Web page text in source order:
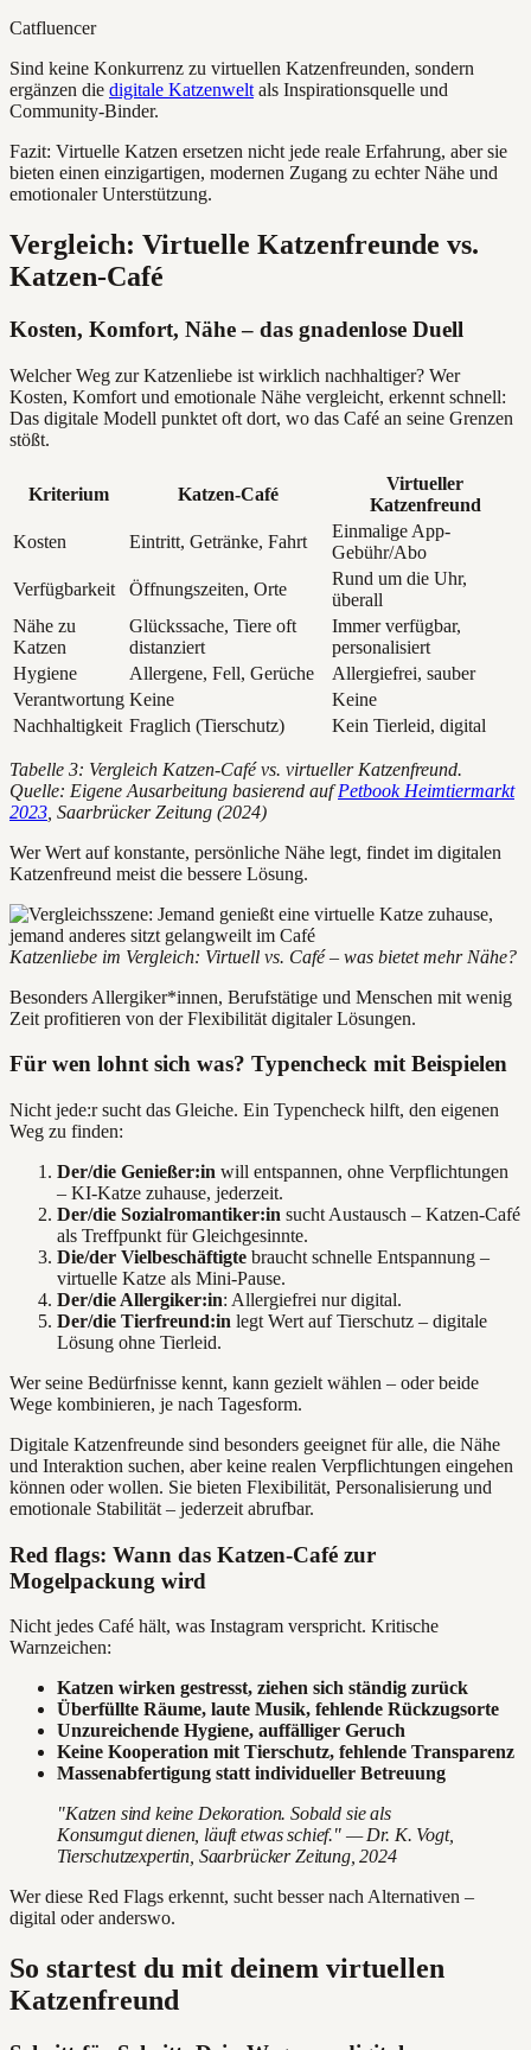
Catfluencer
Sind keine Konkurrenz zu virtuellen Katzenfreunden, sondern
ergänzen die digitale Katzenwelt als Inspirationsquelle und
Community-Binder.
Fazit: Virtuelle Katzen ersetzen nicht jede reale Erfahrung, aber sie
bieten einen einzigartigen, modernen Zugang zu echter Nähe und
emotionaler Unterstützung.
Vergleich: Virtuelle Katzenfreunde vs.
Katzen-Café
Kosten, Komfort, Nähe – das gnadenlose Duell
Welcher Weg zur Katzenliebe ist wirklich nachhaltiger? Wer
Kosten, Komfort und emotionale Nähe vergleicht, erkennt schnell:
Das digitale Modell punktet oft dort, wo das Café an seine Grenzen
stößt.
Kriterium Katzen-Café
Virtueller
Katzenfreund
Kosten
Eintritt, Getränke, Fahrt
Einmalige App-
Gebühr/Abo
Verfügbarkeit
Öffnungszeiten, Orte
Rund um die Uhr,
überall
Nähe zu
Katzen
Glückssache, Tiere oft
distanziert
Immer verfügbar,
personalisiert
Hygiene
Allergene, Fell, Gerüche
Allergiefrei, sauber
Verantwortung Keine
Keine
Nachhaltigkeit Fraglich (Tierschutz) Kein Tierleid, digital
Tabelle 3: Vergleich Katzen-Café vs. virtueller Katzenfreund.
Quelle: Eigene Ausarbeitung basierend aufPetbook Heimtiermarkt
2023 , Saarbrücker Zeitung (2024)
Wer Wert auf konstante, persönliche Nähe legt, findet im digitalen
Katzenfreund meist die bessere Lösung.
Katzenliebe im Vergleich: Virtuell vs. Café – was bietet mehr Nähe?
Besonders Allergiker*innen, Berufstätige und Menschen mit wenig
Zeit profitieren von der Flexibilität digitaler Lösungen.
Für wen lohnt sich was? Typencheck mit Beispielen
Nicht jede:r sucht das Gleiche. Ein Typencheck hilft, den eigenen
Weg zu finden:
Der/die Genießer:in will entspannen, ohne Verpflichtungen
– KI-Katze zuhause, jederzeit.
Der/die Sozialromantiker:in sucht Austausch – Katzen-Café
als Treffpunkt für Gleichgesinnte.
Die/der Vielbeschäftigte braucht schnelle Entspannung –
virtuelle Katze als Mini-Pause.
Der/die Allergiker:in: Allergiefrei nur digital.
Der/die Tierfreund:in legt Wert auf Tierschutz – digitale
Lösung ohne Tierleid.
Wer seine Bedürfnisse kennt, kann gezielt wählen – oder beide
Wege kombinieren, je nach Tagesform.
Digitale Katzenfreunde sind besonders geeignet für alle, die Nähe
und Interaktion suchen, aber keine realen Verpflichtungen eingehen
können oder wollen. Sie bieten Flexibilität, Personalisierung und
emotionale Stabilität – jederzeit abrufbar.
Red flags: Wann das Katzen-Café zur
Mogelpackung wird
Nicht jedes Café hält, was Instagram verspricht. Kritische
Warnzeichen:
Katzen wirken gestresst, ziehen sich ständig zurück
Überfüllte Räume, laute Musik, fehlende Rückzugsorte
Unzureichende Hygiene, auffälliger Geruch
Keine Kooperation mit Tierschutz, fehlende Transparenz
Massenabfertigung statt individueller Betreuung
"Katzen sind keine Dekoration. Sobald sie als
Konsumgut dienen, läuft etwas schief." — Dr. K. Vogt,
Tierschutzexpertin, Saarbrücker Zeitung, 2024
Wer diese Red Flags erkennt, sucht besser nach Alternativen –
digital oder anderswo.
So startest du mit deinem virtuellen
Katzenfreund